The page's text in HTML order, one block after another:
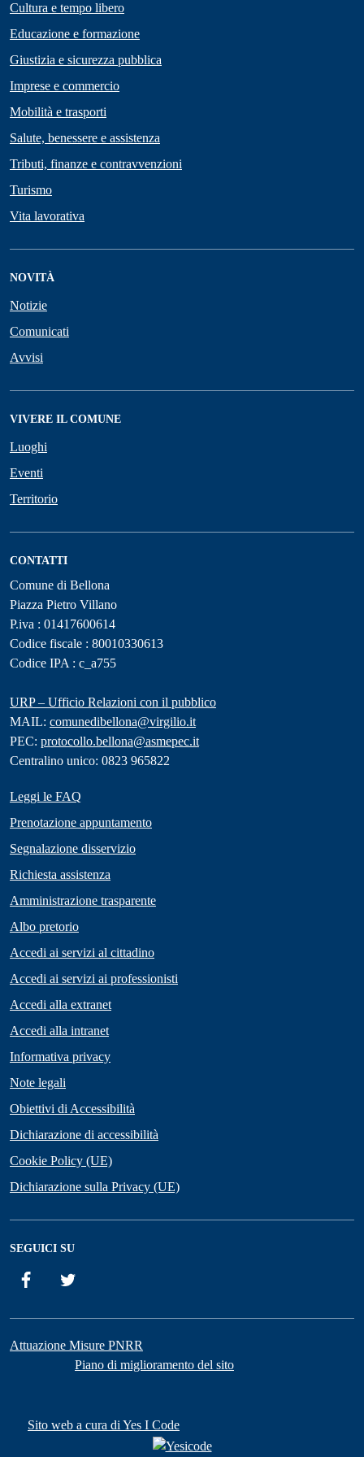
Cultura e tempo libero
Educazione e formazione
Giustizia e sicurezza pubblica
Imprese e commercio
Mobilità e trasporti
Salute, benessere e assistenza
Tributi, finanze e contravvenzioni
Turismo
Vita lavorativa
NOVITÀ
Notizie
Comunicati
Avvisi
VIVERE IL COMUNE
Luoghi
Eventi
Territorio
CONTATTI
Comune di Bellona
Piazza Pietro Villano
P.iva : 01417600614
Codice fiscale : 80010330613
Codice IPA : c_a755
URP – Ufficio Relazioni con il pubblico
MAIL: comunedibellona@virgilio.it
PEC: protocollo.bellona@asmepec.it
Centralino unico: 0823 965822
Leggi le FAQ
Prenotazione appuntamento
Segnalazione disservizio
Richiesta assistenza
Amministrazione trasparente
Albo pretorio
Accedi ai servizi al cittadino
Accedi ai servizi ai professionisti
Accedi alla extranet
Accedi alla intranet
Informativa privacy
Note legali
Obiettivi di Accessibilità
Dichiarazione di accessibilità
Cookie Policy (UE)
Dichiarazione sulla Privacy (UE)
SEGUICI SU
Facebook
Attuazione Misure PNRR
Piano di miglioramento del sito
Sito web a cura di Yes I Code